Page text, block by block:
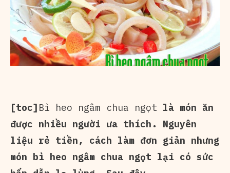
[toc] Bì heo ngâm chua ngọt là món ăn
được nhiều người ưa thích. Nguyên
liệu rẻ tiền, cách làm đơn giản nhưng
món bì heo ngâm chua ngọt lại có sức